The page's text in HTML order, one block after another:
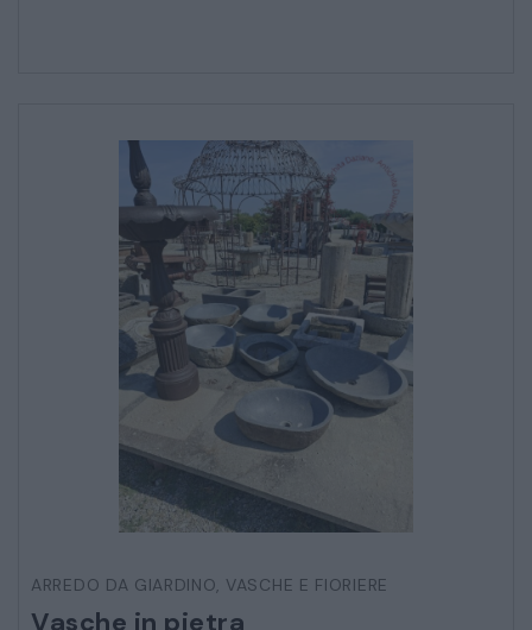
MOBILI
CAMERE
ARMADI
LETTI
COMÒ E COMODINI
SALE DA PRANZO E SOGGIORNO
TAVOLI TAVOLINI CONSOLE
SEDIE POLTRONE DIVANI
ARREDO DA GIARDINO, VASCHE E FIORIERE
Vasche in pietra